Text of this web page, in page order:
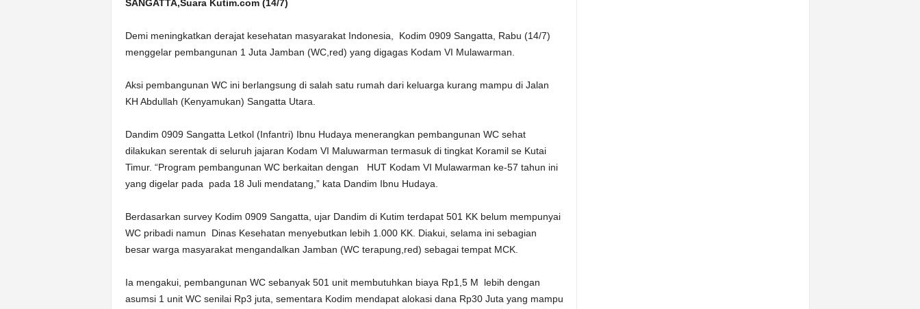
SANGATTA,Suara Kutim.com (14/7)
Demi meningkatkan derajat kesehatan masyarakat Indonesia, Kodim 0909 Sangatta, Rabu (14/7)
menggelar pembangunan 1 Juta Jamban (WC,red) yang digagas Kodam VI Mulawarman.
Aksi pembangunan WC ini berlangsung di salah satu rumah dari keluarga kurang mampu di Jalan
KH Abdullah (Kenyamukan) Sangatta Utara.
Dandim 0909 Sangatta Letkol (Infantri) Ibnu Hudaya menerangkan pembangunan WC sehat
dilakukan serentak di seluruh jajaran Kodam VI Maluwarman termasuk di tingkat Koramil se Kutai
Timur. “Program pembangunan WC berkaitan dengan HUT Kodam VI Mulawarman ke-57 tahun ini
yang digelar pada pada 18 Juli mendatang,” kata Dandim Ibnu Hudaya.
Berdasarkan survey Kodim 0909 Sangatta, ujar Dandim di Kutim terdapat 501 KK belum mempunyai
WC pribadi namun Dinas Kesehatan menyebutkan lebih 1.000 KK. Diakui, selama ini sebagian
besar warga masyarakat mengandalkan Jamban (WC terapung,red) sebagai tempat MCK.
Ia mengakui, pembangunan WC sebanyak 501 unit membutuhkan biaya Rp1,5 M lebih dengan
asumsi 1 unit WC senilai Rp3 juta, sementara Kodim mendapat alokasi dana Rp30 Juta yang mampu